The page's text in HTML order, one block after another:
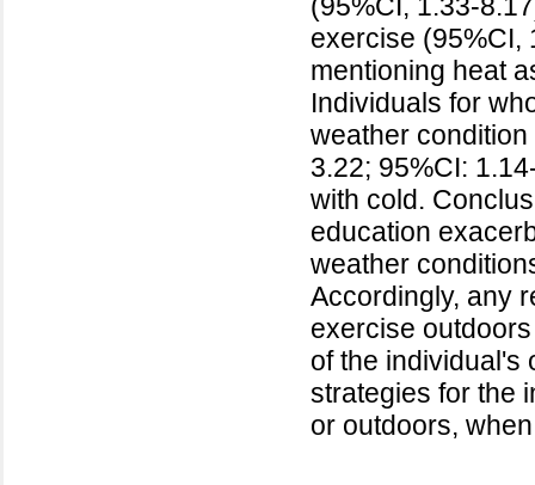
exercise (95%CI,
mentioning heat
Individuals for
weather
3.22; 95%CI:
with cold.
education
weather
Accordingly, any
exercise
of the individual's
strategies for the
or outdoors,